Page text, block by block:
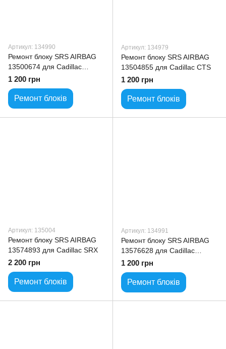
Артикул: 134990
Ремонт блоку SRS AIRBAG
13500674 для Cadillac
Escalade
1 200 грн
Ремонт блоків
Артикул: 134979
Ремонт блоку SRS AIRBAG
13504855 для Cadillac CTS
1 200 грн
Ремонт блоків
Артикул: 135004
Ремонт блоку SRS AIRBAG
13574893 для Cadillac SRX
2 200 грн
Ремонт блоків
Артикул: 134991
Ремонт блоку SRS AIRBAG
13576628 для Cadillac
Escalade
1 200 грн
Ремонт блоків